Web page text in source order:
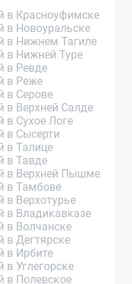
в Красноуфимске
в Новоуральске
в Нижнем Тагиле
в Нижней Туре
в Ревде
в Реже
в Серове
в Верхней Салде
в Сухое Логе
в Сысерти
в Талице
в Тавде
в Верхней Пышме
в Тамбове
в Верхотурье
в Владикавказе
в Волчанске
в Дегтярске
в Ирбите
в Углегорске
в Полевское